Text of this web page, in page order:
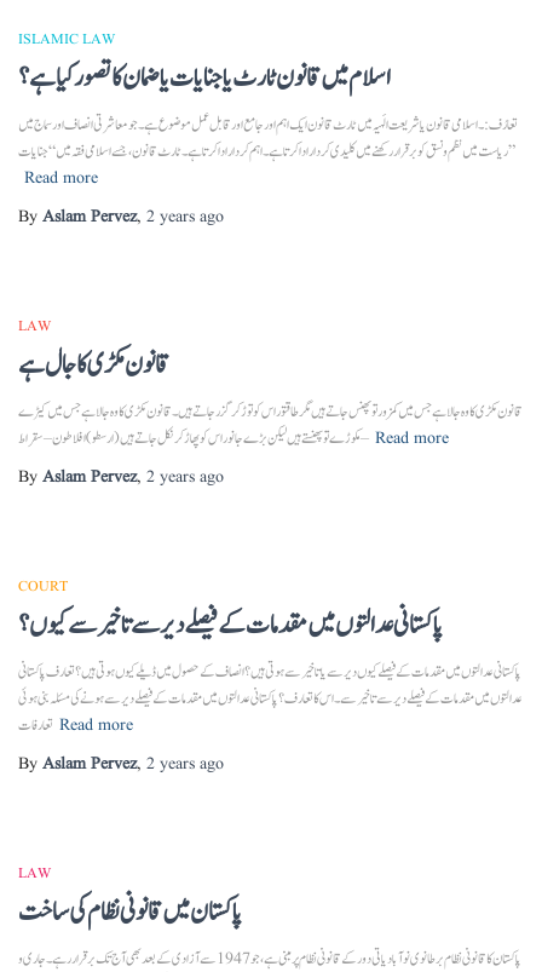
ISLAMIC LAW
اسلام میں قانون ٹارٹ یا جنایات یا ضمان کا تصور کیا ہے؟
تعارُف:۔ اسلامی قانون یا شریعت الَہیہ میں ٹارٹ قانون ایک اہم اور جامع اور قابل عمل موضوع ہے۔ جو معاشرتی انصاف اور سماج میں
ریاست میں نظم و نسق کو برقرار رکھنے میں کلیدی کردار ادا کرتا ہے۔ اہم کردار ادا کرتا ہے۔ ٹارٹ قانون، جسے اسلامی فقہ میں “جنایات”
Read more
By Aslam Pervez, 2 years ago
LAW
قانون مکڑی کا جال ہے
قانون مکڑی کا وہ جالا ہے جس میں کمزور تو پھنس جاتے ہیں مگر طاقتور اس کو توڑ کر گزر جاتے ہیں۔ قانون مکڑی کا وہ جالا ہے جس میں کیڑے
مکوڑے تو پھنستے ہیں لیکن بڑے جانور اس کو پھاڑ کر نکل جاتے ہیں (ارسطو) افلاطون – سقراط – Read more
By Aslam Pervez, 2 years ago
COURT
پاکستانی عدالتوں میں مقدمات کے فیصلے دیر سے تاخیر سے کیوں؟
پاکستانی عدالتوں میں مقدمات کے فیصلے کیوں دیر سے یا تاخیر سے ہوتی ہیں؟ انصاف کے حصول میں ڈیلے کیوں ہوتی ہیں؟ تعارف پاکستانی
عدالتوں میں مقدمات کے فیصلے دیر سے تاخیر سے۔ اس کا تعارف؟ پاکستانی عدالتوں میں مقدمات کے فیصلے دیر سے ہونے کی مسئلہ بنی ہوئی
تعارفات Read more
By Aslam Pervez, 2 years ago
LAW
پاکستان میں قانونی نظام کی ساخت
پاکستان کا قانونی نظام برطانوی نوآبادیاتی دور کے قانونی نظام پر مبنی ہے، جو 1947 سے آزادی کے بعد بھی آج تک برقرار رہے۔ جاری و